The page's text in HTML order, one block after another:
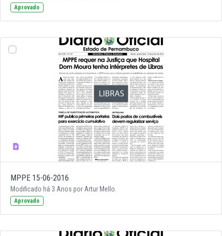
Aprovado
MPPE 15-06-2016
Modificado há 3 Anos por Artur Mello.
Aprovado